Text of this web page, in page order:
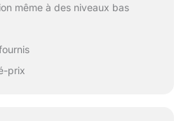
est conçu pour s'adapter
et bureaux. Avec une
taille compacte de
même à des niveaux bas
prix